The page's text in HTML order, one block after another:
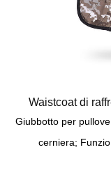
Waistcoat di
Giubbotto per
cerniera;